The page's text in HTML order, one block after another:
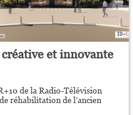
et innovante
de la Radio-Télévision
réhabilitation de l’ancien